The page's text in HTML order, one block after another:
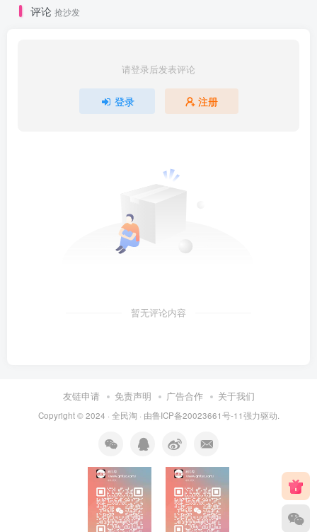
评论 抢沙发
请登录后发表评论
登录 注册
暂无评论内容
友链申请 免责声明 广告合作 关于我们
Copyright © 2024 · 全民淘 · 由鲁ICP备20023661号-11强力驱动.